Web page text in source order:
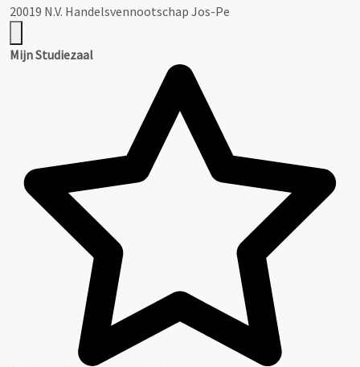
20019 N.V. Handelsvennootschap Jos-Pe
Mijn Studiezaal